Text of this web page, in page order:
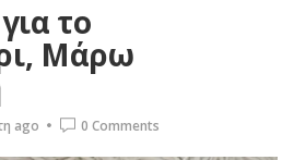
το
Μάρω
ago 0 Comments